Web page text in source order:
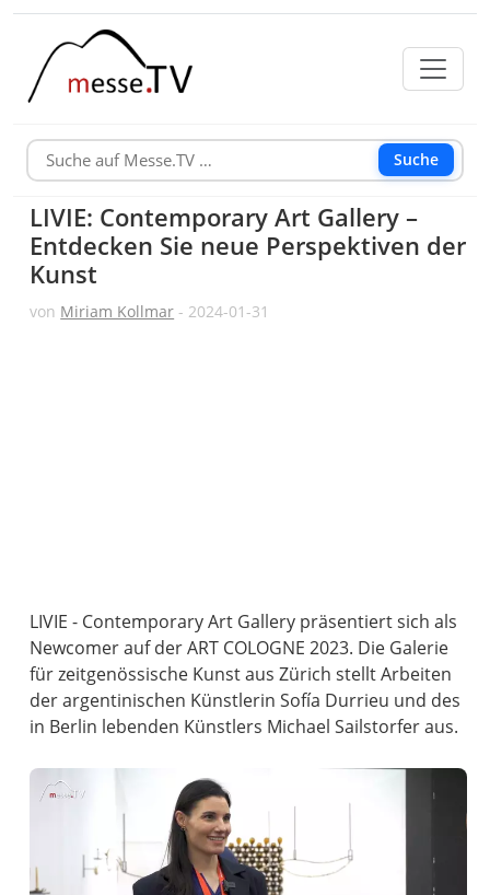
Suche
LIVIE: Contemporary Art Gallery –
Entdecken Sie neue Perspektiven der
Kunst
von Miriam Kollmar - 2024-01-31
LIVIE - Contemporary Art Gallery präsentiert sich als
Newcomer auf der ART COLOGNE 2023. Die Galerie
für zeitgenössische Kunst aus Zürich stellt Arbeiten
der argentinischen Künstlerin Sofía Durrieu und des
in Berlin lebenden Künstlers Michael Sailstorfer aus.